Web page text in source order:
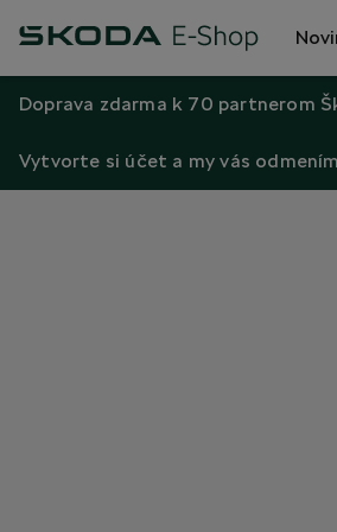
Doprava zdarma k 70 partnerom
Vytvorte si účet a my vás